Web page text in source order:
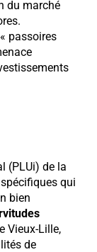
du marché
passoires
(PLUi) de la
qui
bien
Vieux-Lille,
de